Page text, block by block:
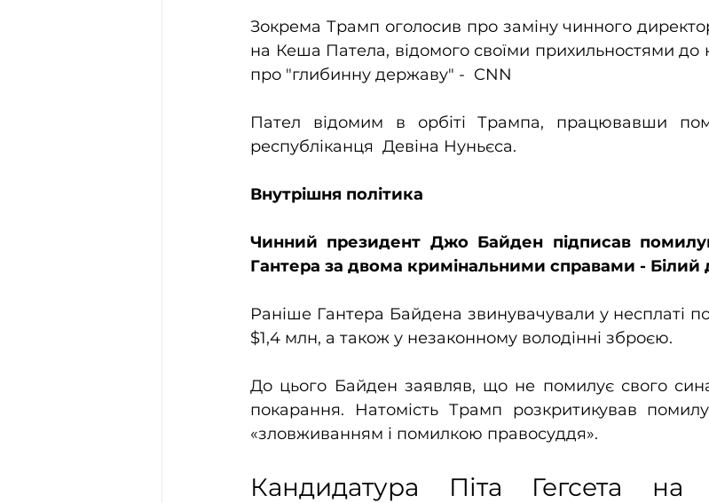
Зокрема Трамп оголосив про заміну чинного
на Кеша Патела, відомого своїми прихильностями до
про "глибинну державу" -  CNN
Пател відомим в орбіті Трампа, працювавши
республіканця  Девіна Нуньєса.
Внутрішня політика
Чинний президент Джо Байден підписав
Гантера за двома кримінальними справами - Білий
Раніше Гантера Байдена звинувачували у несплаті
$1,4 млн, а також у незаконному володінні зброєю.
До цього Байден заявляв, що не помилує свого
покарання. Натомість Трамп розкритикував
«зловживанням і помилкою правосуддя».
Кандидатура Піта Гегсета на